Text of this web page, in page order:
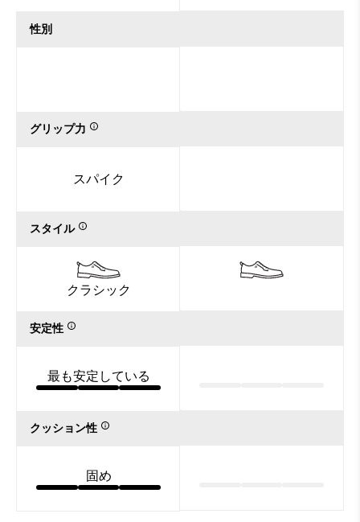
性別
グリップ力
スパイク
スタイル
クラシック
安定性
最も安定している
クッション性
固め